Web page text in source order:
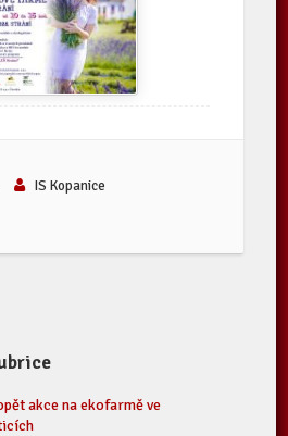
IS Kopanice
akce na ekofarmě ve